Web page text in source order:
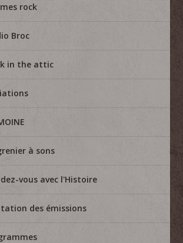
rock
Broc
in the attic
à sons
vous avec l'Histoire
des émissions